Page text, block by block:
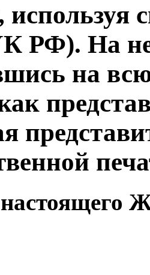
РФ). На
на